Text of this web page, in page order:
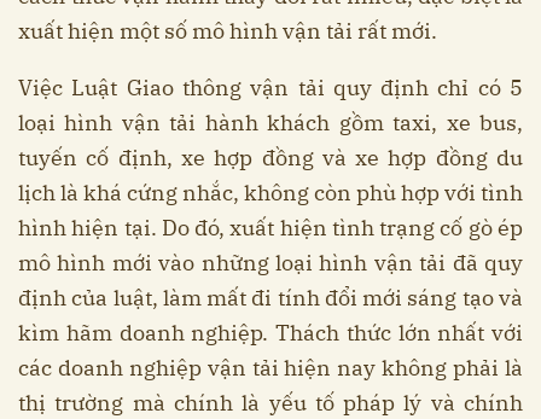
xuất hiện một số mô hình vận tải rất mới.
Việc Luật Giao thông vận tải quy định chỉ có 5
loại hình vận tải hành khách gồm taxi, xe bus,
tuyến cố định, xe hợp đồng và xe hợp đồng du
lịch là khá cứng nhắc, không còn phù hợp với tình
hình hiện tại. Do đó, xuất hiện tình trạng cố gò ép
mô hình mới vào những loại hình vận tải đã quy
định của luật, làm mất đi tính đổi mới sáng tạo và
kìm hãm doanh nghiệp. Thách thức lớn nhất với
các doanh nghiệp vận tải hiện nay không phải là
thị trường mà chính là yếu tố pháp lý và chính